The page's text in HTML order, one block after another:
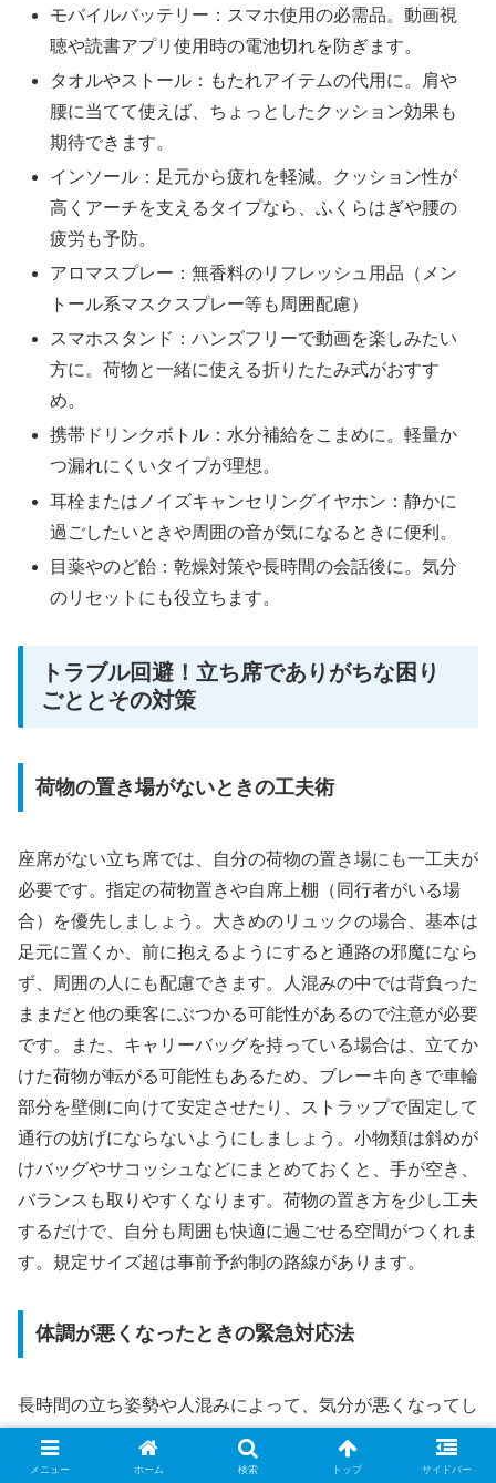
モバイルバッテリー：スマホ使用の必需品。動画視
聴や読書アプリ使用時の電池切れを防ぎます。
タオルやストール：もたれアイテムの代用に。肩や
腰に当てて使えば、ちょっとしたクッション効果も
期待できます。
インソール：足元から疲れを軽減。クッション性が
高くアーチを支えるタイプなら、ふくらはぎや腰の
疲労も予防。
アロマスプレー：無香料のリフレッシュ用品（メン
トール系マスクスプレー等も周囲配慮）
スマホスタンド：ハンズフリーで動画を楽しみたい
方に。荷物と一緒に使える折りたたみ式がおすす
め。
携帯ドリンクボトル：水分補給をこまめに。軽量か
つ漏れにくいタイプが理想。
耳栓またはノイズキャンセリングイヤホン：静かに
過ごしたいときや周囲の音が気になるときに便利。
目薬やのど飴：乾燥対策や長時間の会話後に。気分
のリセットにも役立ちます。
トラブル回避！立ち席でありがちな困り
ごととその対策
荷物の置き場がないときの工夫術
座席がない立ち席では、自分の荷物の置き場にも一工夫が
必要です。指定の荷物置きや自席上棚（同行者がいる場
合）を優先しましょう。大きめのリュックの場合、基本は
足元に置くか、前に抱えるようにすると通路の邪魔になら
ず、周囲の人にも配慮できます。人混みの中では背負った
ままだと他の乗客にぶつかる可能性があるので注意が必要
です。また、キャリーバッグを持っている場合は、立てか
けた荷物が転がる可能性もあるため、ブレーキ向きで車輪
部分を壁側に向けて安定させたり、ストラップで固定して
通行の妨げにならないようにしましょう。小物類は斜めが
けバッグやサコッシュなどにまとめておくと、手が空き、
バランスも取りやすくなります。荷物の置き方を少し工夫
するだけで、自分も周囲も快適に過ごせる空間がつくれま
す。規定サイズ超は事前予約制の路線があります。
体調が悪くなったときの緊急対応法
長時間の立ち姿勢や人混みによって、気分が悪くなってし
まうこともあります。そんなときは無理をせず、すぐに近
くの車掌室や乗務員さんのいる場所まで移動し、状況を伝
メニュー ホーム 検索 トップ サイドバー